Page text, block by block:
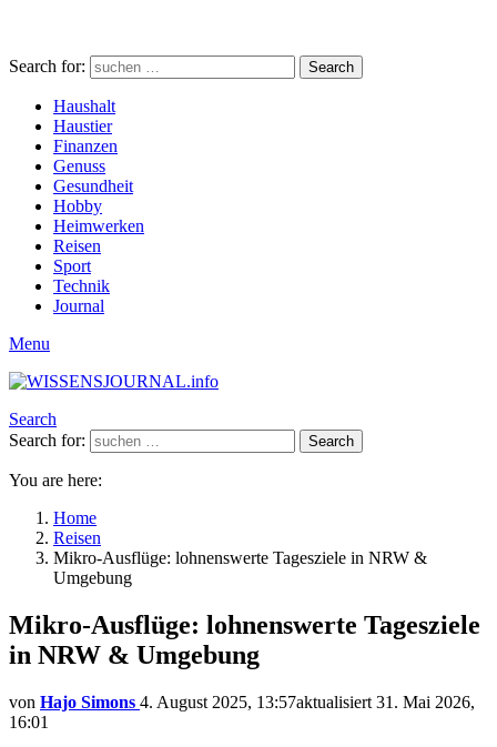
Search for: Search
Haushalt
Haustier
Finanzen
Genuss
Gesundheit
Hobby
Heimwerken
Reisen
Sport
Technik
Journal
Menu
Search
Search for:
Search
You are here:
Home
Reisen
Mikro-Ausflüge: lohnenswerte Tagesziele in NRW &
Umgebung
Mikro-Ausflüge: lohnenswerte Tagesziele
in NRW & Umgebung
von Hajo Simons 4. August 2025, 13:57aktualisiert 31. Mai 2026,
16:01